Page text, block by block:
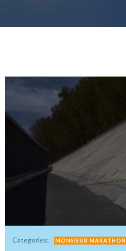
Categories: MONSIEUR MARATHON